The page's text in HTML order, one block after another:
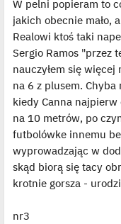
W pelni popieram to
jakich obecnie mało,
Realowi ktoś taki
Sergio Ramos "przez
nauczyłem się
na 6 z plusem.
kiedy Canna najpierw
na 10 metrów, po
futbolówke innemu
wyprowadzając w
skąd biorą się tacy
krotnie gorsza -
nr3